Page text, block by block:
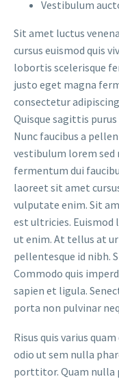
Vestibulum
Sit amet luctus
cursus euismod quis
lobortis scelerisque
justo eget magna
consectetur
Quisque sagittis
Nunc faucibus a
vestibulum lorem sed
fermentum dui
laoreet sit amet
vulputate enim. Sit
est ultricies. Euismod
ut enim. At tellus at
pellentesque id nibh.
Commodo quis
sapien et ligula.
porta non pulvinar
Risus quis varius
odio ut sem nulla
porttitor. Quam nulla